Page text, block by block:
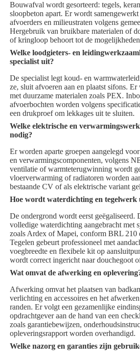
Bouwafval wordt gesorteerd: tegels,
sloopbeton apart. Er wordt samengewerkt
afvoerders en milieustraten volgens
Hergebruik van bruikbare materialen of
of kringloop behoort tot de
Welke loodgieters- en
specialist uit?
De specialist legt koud- en
ze, sluit afvoeren aan en plaatst sifons.
met duurzame materialen zoals PEX.
afvoerbochten worden volgens
een drukproef om lekkages uit te sluiten.
Welke elektrische en
nodig?
Er worden aparte groepen aangelegd
en verwarmingscomponenten, volgens
ventilatie of warmteterugwinning wordt
vloerverwarming of radiatoren worden
bestaande CV of als elektrische variant
Hoe wordt waterdichting en tegelwerk
De ondergrond wordt eerst geëgaliseerd.
volledige waterdichting aangebracht met
zoals Ardex of Mapei, conform BRL
Tegelen gebeurt professioneel met
voegbreedte en flexibele kit op
wordt correct ingericht naar douchegoot
Wat omvat de afwerking en
Afwerking omvat het plaatsen van
verlichting en accessoires en het
randen. Er volgt een gezamenlijke
opdrachtgever aan de hand van een
zoals garantiebewijzen,
opleveringsrapport worden overhandigd.
Welke nazorg en garanties zijn